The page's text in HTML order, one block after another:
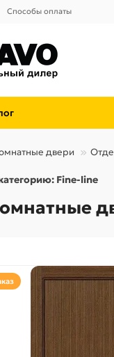
Способы оплаты
двери
Fine-line